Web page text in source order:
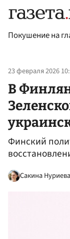
Покушение на
23 февраля 2026
В
Финский
Сакина Нуриева